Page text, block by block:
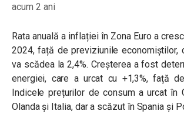
acum 2 ani
Rata anuală a inflației în Zona Euro a
2024, față de previziunile economiștilor,
va scădea la 2,4%. Creșterea a fost
energiei, care a urcat cu +1,3%, față
Indicele prețurilor de consum a urcat în
Olanda și Italia, dar a scăzut în Spania și